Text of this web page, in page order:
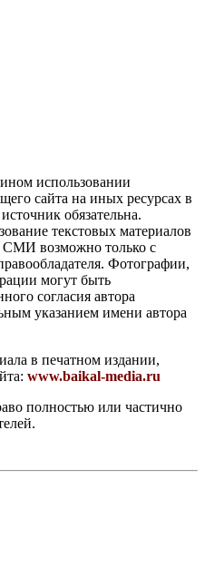
использовании
сайта на иных ресурсах в
обязательна.
текстовых материалов
СМИ возможно только с
Фотографии,
могут быть
согласия автора
указанием имени автора
в печатном издании,
www.baikal-media.ru
полностью или частично